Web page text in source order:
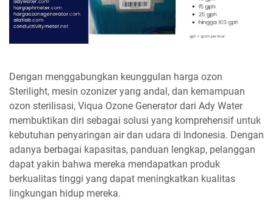
Dengan menggabungkan keunggulan harga ozon
Sterilight, mesin ozonizer yang andal, dan kemampuan
ozon sterilisasi, Viqua Ozone Generator dari Ady Water
membuktikan diri sebagai solusi yang komprehensif untuk
kebutuhan penyaringan air dan udara di Indonesia. Dengan
adanya berbagai kapasitas, panduan lengkap, pelanggan
dapat yakin bahwa mereka mendapatkan produk
berkualitas tinggi yang dapat meningkatkan kualitas
lingkungan hidup mereka.